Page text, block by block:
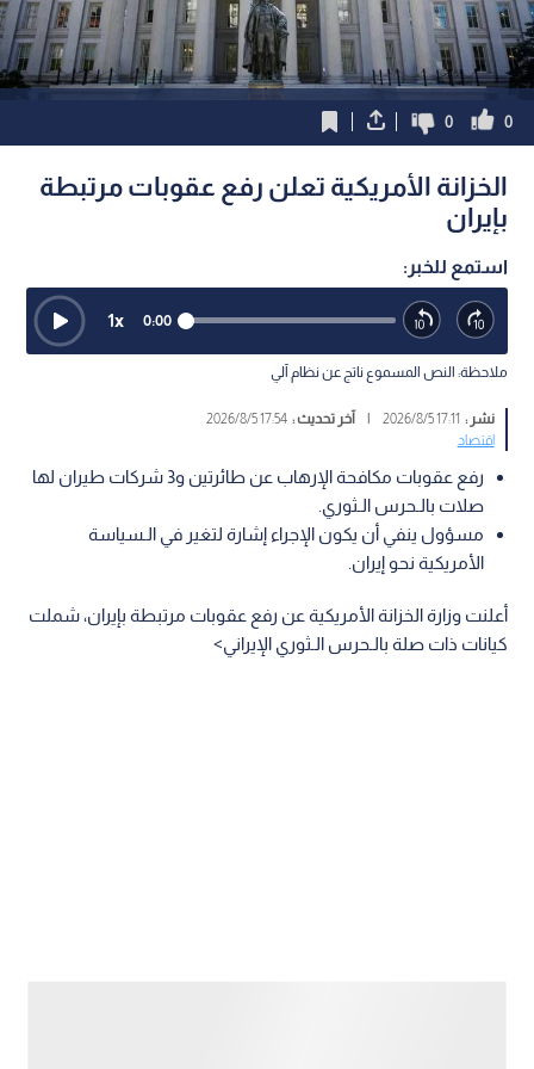
0
0
الخزانة الأمريكية تعلن رفع عقوبات مرتبطة
بإيران
استمع للخبر:
0:00
1x
ملاحظة: النص المسموع ناتج عن نظام آلي
نشر : 17:11 2026/8/5
| آخر تحديث :17:54 2026/8/5
اقتصاد
رفع عقوبات مكافحة الإرهاب عن طائرتين و3 شركات طيران لها
صلات بالـحرس الـثوري.
مسؤول ينفي أن يكون الإجراء إشارة لتغير في الـسياسة
الأمريكية نحو إيران.
أعلنت وزارة الخزانة الأمريكية عن رفع عقوبات مرتبطة بإيران، شملت
كيانات ذات صلة بالـحرس الـثوري الإيراني>